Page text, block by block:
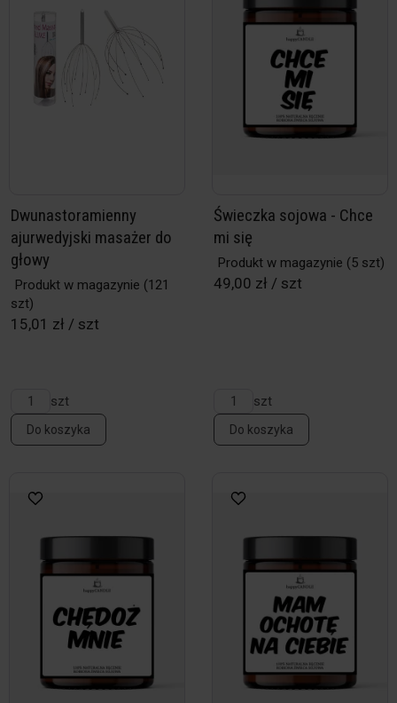
Dwunastoramienny
ajurwedyjski masażer do
głowy
Produkt w magazynie (121
szt)
15,01 zł / szt
szt
Do koszyka
Świeczka sojowa - Chce
mi się
Produkt w magazynie (5 szt)
49,00 zł / szt
szt
Do koszyka